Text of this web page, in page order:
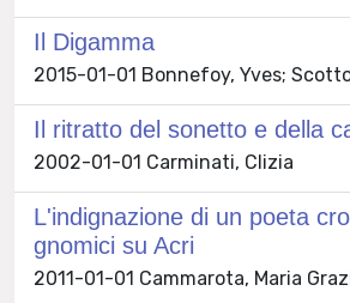
Il Digamma
2015-01-01 Bonnefoy, Yves;
Il ritratto del sonetto e della
2002-01-01 Carminati, Clizia
L'indignazione di un poeta
gnomici su Acri
2011-01-01 Cammarota, Maria